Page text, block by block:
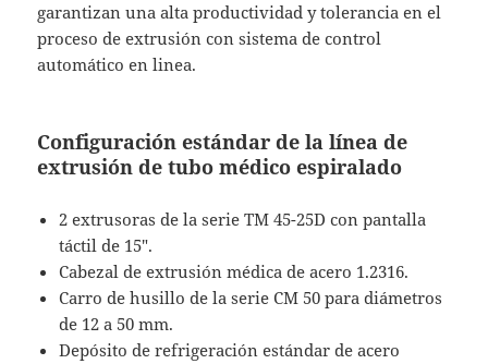
garantizan una alta productividad y tolerancia en el
proceso de extrusión con sistema de control
automático en linea.
Configuración estándar de la línea de
extrusión de tubo médico espiralado
2 extrusoras de la serie TM 45-25D con pantalla
táctil de 15″.
Cabezal de extrusión médica de acero 1.2316.
Carro de husillo de la serie CM 50 para diámetros
de 12 a 50 mm.
Depósito de refrigeración estándar de acero